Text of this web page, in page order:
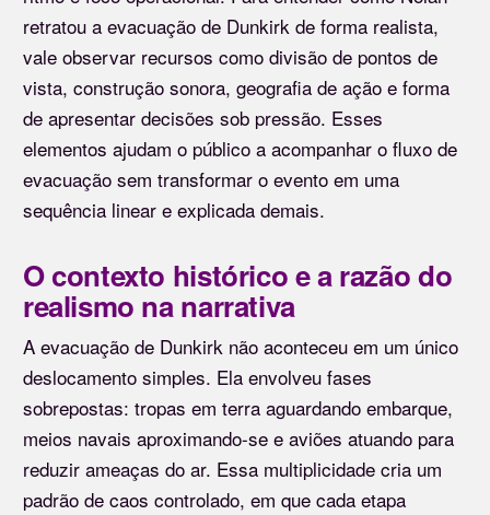
retratou a evacuação de Dunkirk de forma realista,
vale observar recursos como divisão de pontos de
vista, construção sonora, geografia de ação e forma
de apresentar decisões sob pressão. Esses
elementos ajudam o público a acompanhar o fluxo de
evacuação sem transformar o evento em uma
sequência linear e explicada demais.
O contexto histórico e a razão do
realismo na narrativa
A evacuação de Dunkirk não aconteceu em um único
deslocamento simples. Ela envolveu fases
sobrepostas: tropas em terra aguardando embarque,
meios navais aproximando-se e aviões atuando para
reduzir ameaças do ar. Essa multiplicidade cria um
padrão de caos controlado, em que cada etapa